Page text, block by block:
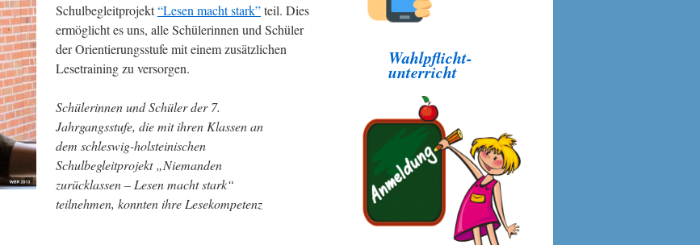
Schulbegleitprojekt“Lesen macht stark”teil. Dies
ermöglicht es uns, alle Schülerinnen und Schüler
der Orientierungsstufe mit einem zusätzlichen
Lesetraining zu versorgen.
Schülerinnen und Schüler der 7.
Jahrgangsstufe, die mit ihren Klassen an
dem schleswig-holsteinischen
Schulbegleitprojekt „Niemanden
zurücklassen – Lesen macht stark“
teilnehmen, konnten ihre Lesekompetenz
Wahlpflicht-
unterricht